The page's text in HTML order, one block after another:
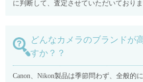
に判断して、査定させていただいておりま
どんなカメラのブランドが
すか？？
Canon、Nikon製品は季節問わず、全般的